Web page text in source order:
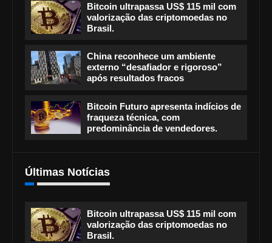
Bitcoin ultrapassa US$ 115 mil com
valorização das criptomoedas no
Brasil.
China reconhece um ambiente
externo “desafiador e rigoroso”
após resultados fracos
Bitcoin Futuro apresenta indícios de
fraqueza técnica, com
predominância de vendedores.
Últimas Notícias
Bitcoin ultrapassa US$ 115 mil com
valorização das criptomoedas no
Brasil.